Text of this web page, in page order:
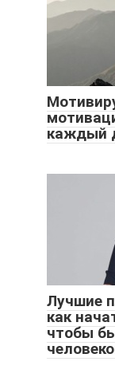
каждый
Лучшие
как
чтобы